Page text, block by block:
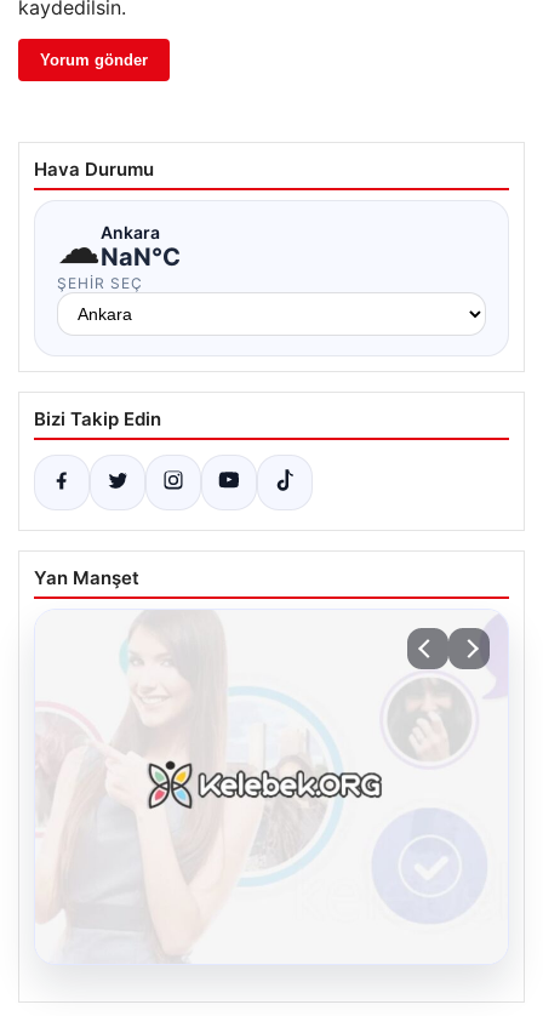
kaydedilsin.
Hava Durumu
☁Ankara
NaN°C
ŞEHIR SEÇ
Bizi Takip Edin
Yan Manşet
08.08.2026